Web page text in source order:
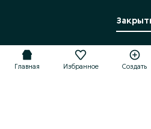
Главная Избранное Создать